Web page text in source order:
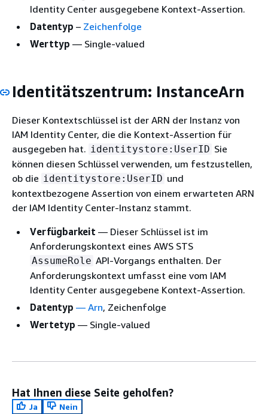
Identity Center ausgegebene Kontext-Assertion.
Datentyp – Zeichenfolge
Werttyp — Single-valued
Identitätszentrum: InstanceArn
Dieser Kontextschlüssel ist der ARN der Instanz von
IAM Identity Center, die die Kontext-Assertion für
ausgegeben hat. identitystore:UserID Sie
können diesen Schlüssel verwenden, um festzustellen,
ob die identitystore:UserID und
kontextbezogene Assertion von einem erwarteten ARN
der IAM Identity Center-Instanz stammt.
Verfügbarkeit — Dieser Schlüssel ist im
Anforderungskontext eines AWS STS
AssumeRole API-Vorgangs enthalten. Der
Anforderungskontext umfasst eine vom IAM
Identity Center ausgegebene Kontext-Assertion.
Datentyp — Arn, Zeichenfolge
Wertetyp — Single-valued
Hat Ihnen diese Seite geholfen?
Ja
Nein